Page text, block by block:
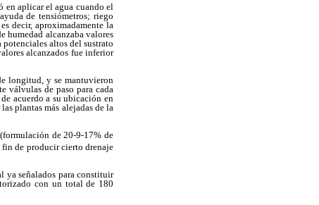
en aplicar el agua cuando el
de tensiómetros; riego
decir, aproximadamente la
humedad alcanzaba valores
altos del sustrato
alcanzados fue inferior
longitud, y se mantuvieron
válvulas de paso para cada
acuerdo a su ubicación en
plantas más alejadas de la
de 20-9-17% de
fin de producir cierto drenaje
ya señalados para constituir
con un total de 180